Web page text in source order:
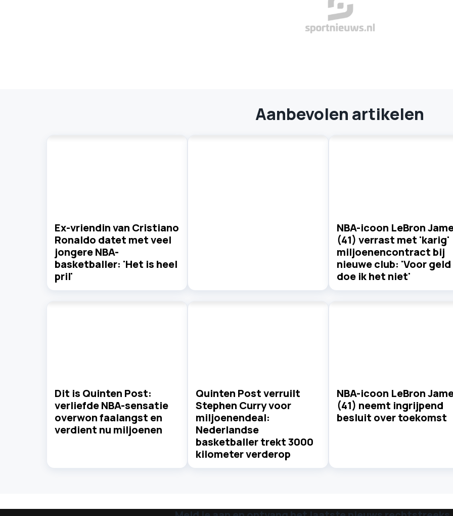
Aanbevolen artikelen
Ex-vriendin van Cristiano
Ronaldo datet met veel
jongere NBA-
basketballer: 'Het is heel
pril'
NBA-icoon LeBron
(41) verrast met 'karig'
miljoenencontract bij
nieuwe club: 'Voor geld
doe ik het niet'
Dit is Quinten Post:
verliefde NBA-sensatie
overwon faalangst en
verdient nu miljoenen
Quinten Post verruilt
Stephen Curry voor
miljoenendeal:
Nederlandse
basketballer trekt 3000
kilometer verderop
NBA-icoon LeBron
(41) neemt ingrijpend
besluit over toekomst